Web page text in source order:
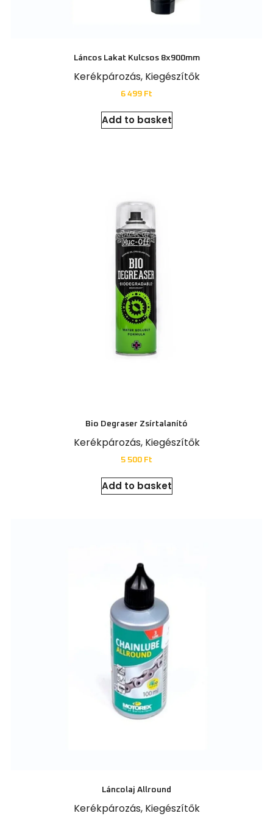
Láncos Lakat Kulcsos 8x900mm
Kerékpározás, Kiegészítők
6 499 Ft
Add to basket
Bio Degraser Zsírtalanító
Kerékpározás, Kiegészítők
5 500 Ft
Add to basket
Láncolaj Allround
Kerékpározás, Kiegészítők